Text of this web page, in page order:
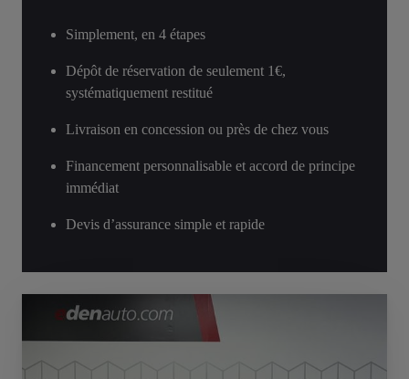
Simplement, en 4 étapes
Dépôt de réservation de seulement 1€,
systématiquement restitué
Livraison en concession ou près de chez vous
Financement personnalisable et accord de principe
immédiat
Devis d’assurance simple et rapide